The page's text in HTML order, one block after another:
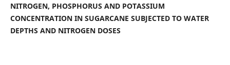
NITROGEN, PHOSPHORUS AND POTASSIUM
CONCENTRATION IN SUGARCANE SUBJECTED TO WATER
DEPTHS AND NITROGEN DOSES